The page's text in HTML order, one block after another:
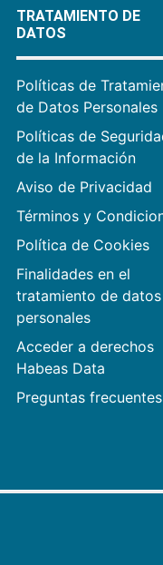
TRATAMIENTO DE
DATOS
Políticas de
de Datos Personales
Políticas de
de la Información
Aviso de Privacidad
Términos y
Política de Cookies
Finalidades en el
tratamiento de datos
personales
Acceder a derechos
Habeas Data
Preguntas frecuentes